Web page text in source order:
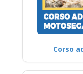
Corso